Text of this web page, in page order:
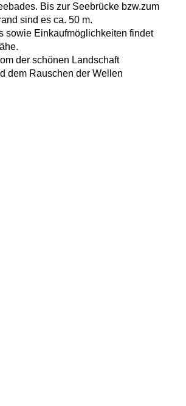
Bis zur Seebrücke bzw.zum
sind es ca. 50 m.
sowie Einkaufmöglichkeiten findet
der schönen Landschaft
dem Rauschen der Wellen